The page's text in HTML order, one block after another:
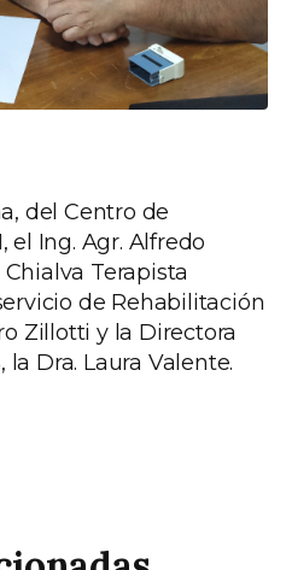
del Centro de
el Ing. Agr. Alfredo
Terapista
de Rehabilitación
Zillotti y la Directora
la Dra. Laura Valente.